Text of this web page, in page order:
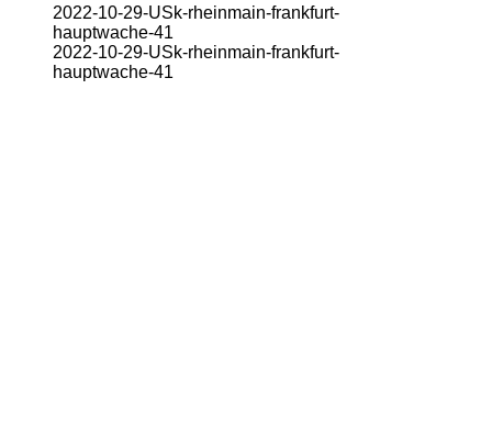
2022-10-29-USk-rheinmain-frankfurt-
hauptwache-41
2022-10-29-USk-rheinmain-frankfurt-
hauptwache-41